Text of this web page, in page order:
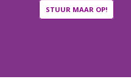
STUUR MAAR OP!